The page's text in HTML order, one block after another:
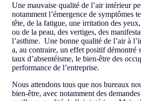
Une mauvaise qualité de l’air intérieur
notamment l’émergence de symptômes
tête, de la fatigue, une irritation des
ou de la peau, des vertiges, des
l’asthme. Une bonne qualité de l’air à
a, au contraire, un effet positif démontré
taux d’absentéisme, le bien-être des
performance de l’entreprise.
Nous attendons tous que nos bureaux
bien-être, avec notamment des